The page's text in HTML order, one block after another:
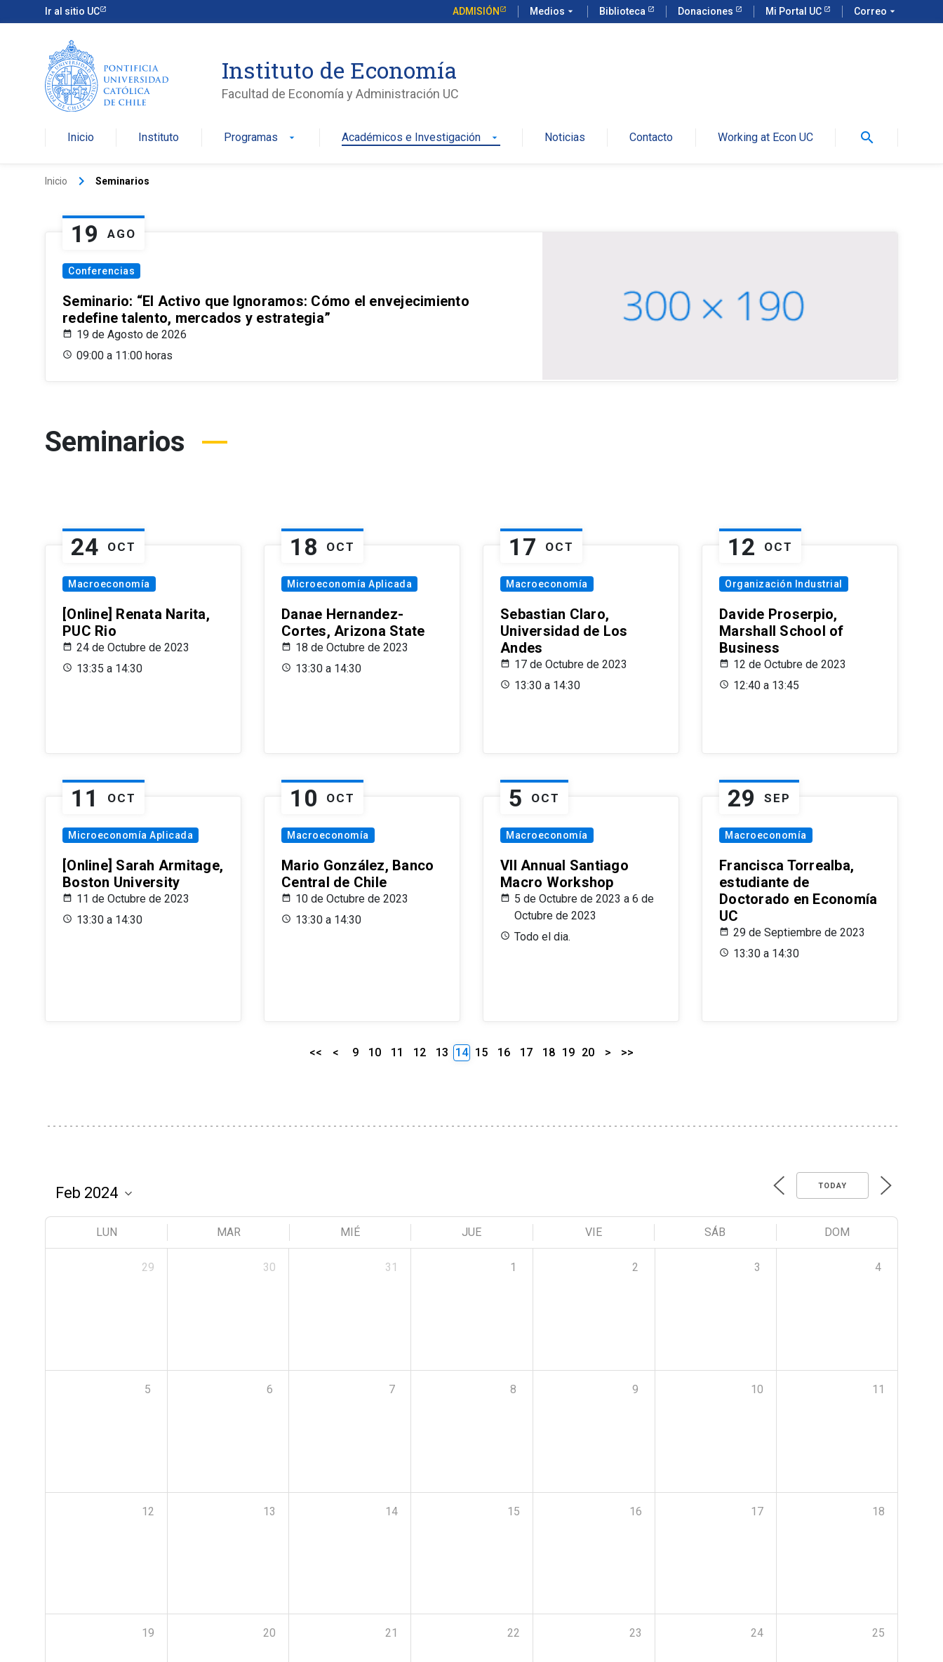
Ir al sitio UC ADMISIÓN Medios arrow_drop_down Biblioteca Donaciones Mi Portal UC Correo arrow_drop_down
Instituto de Economía
Facultad de Economía y Administración UC
Inicio Instituto Programas arrow_drop_down Académicos e Investigación arrow_drop_down Noticias Contacto Working at Econ UC search
Inicio keyboard_arrow_right Seminarios
19 AGO
Conferencias
Seminario: “El Activo que Ignoramos: Cómo el envejecimiento
redefine talento, mercados y estrategia”
19 de Agosto de 2026
09:00 a 11:00 horas
Seminarios
24 OCT
Macroeconomía
[Online] Renata Narita,
PUC Rio
24 de Octubre de 2023
13:35 a 14:30
18 OCT
Microeconomía Aplicada
Danae Hernandez-
Cortes, Arizona State
18 de Octubre de 2023
13:30 a 14:30
17 OCT
Macroeconomía
Sebastian Claro,
Universidad de Los
Andes
17 de Octubre de 2023
13:30 a 14:30
12 OCT
Organización Industrial
Davide Proserpio,
Marshall School of
Business
12 de Octubre de 2023
12:40 a 13:45
11 OCT
Microeconomía Aplicada
[Online] Sarah Armitage,
Boston University
11 de Octubre de 2023
13:30 a 14:30
10 OCT
Macroeconomía
Mario González, Banco
Central de Chile
10 de Octubre de 2023
13:30 a 14:30
5 OCT
Macroeconomía
VII Annual Santiago
Macro Workshop
5 de Octubre de 2023 a 6 de
Octubre de 2023
Todo el dia.
29 SEP
Macroeconomía
Francisca Torrealba,
estudiante de
Doctorado en Economía
UC
29 de Septiembre de 2023
13:30 a 14:30
<< < 9 10 11 12 13 14 15 16 17 18 19 20 > >>
TODAY
LUN MAR MIÉ JUE VIE SÁB DOM
29 30 31 1 2 3 4
5 6 7 8 9 10 11
12 13 14 15 16 17 18
19 20 21 22 23 24 25